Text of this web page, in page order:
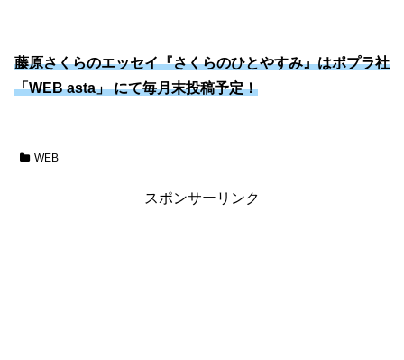
藤原さくらのエッセイ『さくらのひとやすみ』はポプラ社
「WEB asta」 にて毎月末投稿予定！
WEB
スポンサーリンク